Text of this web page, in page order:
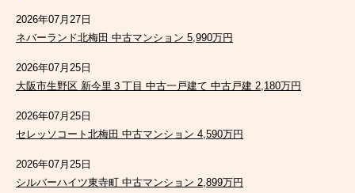
2026年07月27日
ネバーランド北梅田 中古マンション 5,990万円
2026年07月25日
大阪市生野区 新今里３丁目 中古一戸建て 中古戸建 2,180万円
2026年07月25日
セレッソコート北梅田 中古マンション 4,590万円
2026年07月25日
シルバーハイツ東寺町 中古マンション 2,899万円